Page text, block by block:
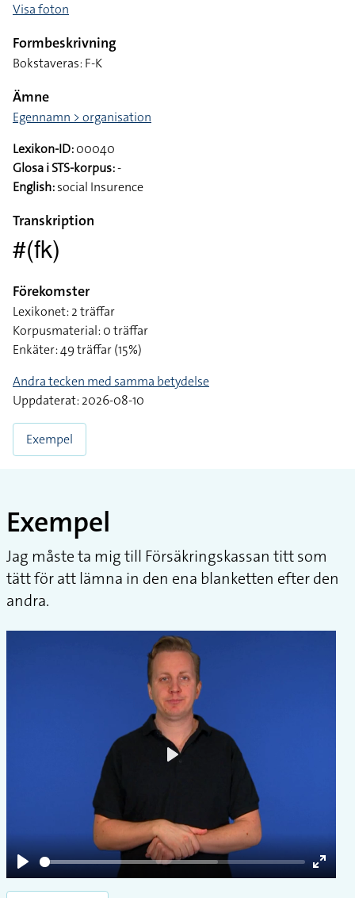
Visa foton
Formbeskrivning
Bokstaveras: F-K
Ämne
Egennamn > organisation
Lexikon-ID:00040
Glosa i STS-korpus:-
English:social Insurence
Transkription
#(fk)
Förekomster
Lexikonet: 2 träffar
Korpusmaterial: 0 träffar
Enkäter: 49 träffar (15%)
Andra tecken med samma betydelse
Uppdaterat: 2026-08-10
Exempel
Exempel
Jag måste ta mig till Försäkringskassan titt som
tätt för att lämna in den ena blanketten efter den
andra.
Play
Enter